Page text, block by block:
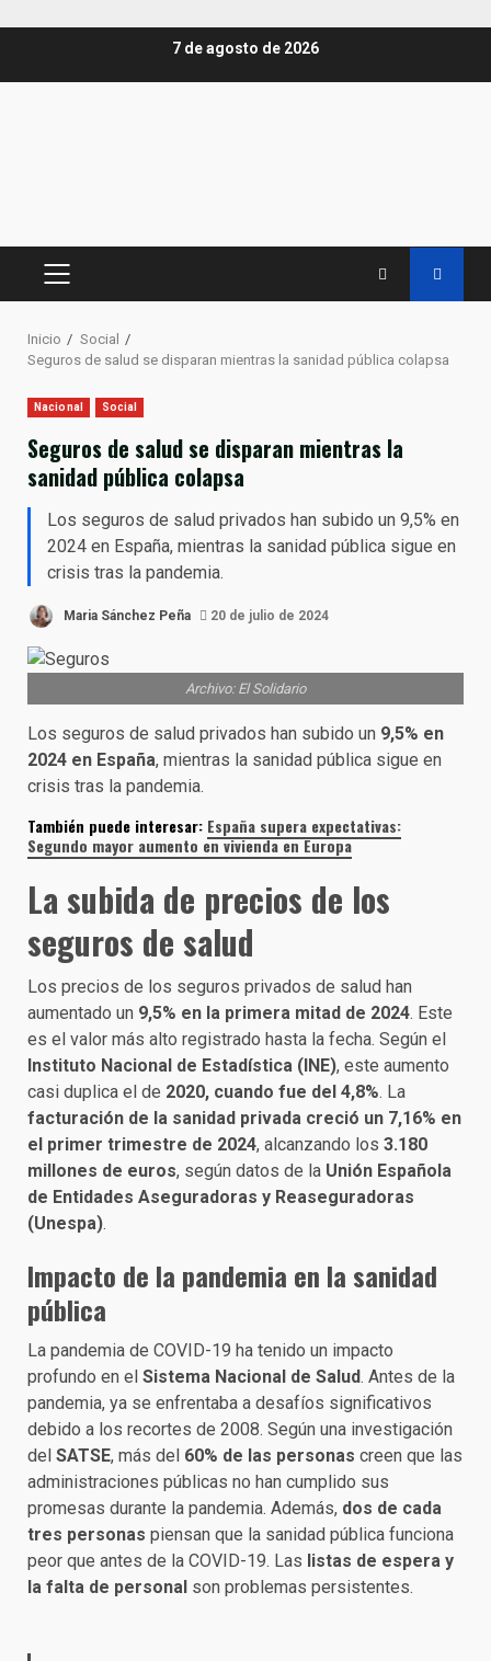
7 de agosto de 2026
MENÚ
Inicio
Social
Seguros de salud se disparan mientras la sanidad pública colapsa
Nacional Social
Seguros de salud se disparan mientras la
sanidad pública colapsa
Los seguros de salud privados han subido un 9,5% en
2024 en España, mientras la sanidad pública sigue en
crisis tras la pandemia.
Maria Sánchez Peña 20 de julio de 2024
Archivo: El Solidario
Los seguros de salud privados han subido un 9,5% en
2024 en España, mientras la sanidad pública sigue en
crisis tras la pandemia.
También puede interesar: España supera expectativas:
Segundo mayor aumento en vivienda en Europa
La subida de precios de los
seguros de salud
Los precios de los seguros privados de salud han
aumentado un 9,5% en la primera mitad de 2024. Este
es el valor más alto registrado hasta la fecha. Según el
Instituto Nacional de Estadística (INE), este aumento
casi duplica el de 2020, cuando fue del 4,8%. La
facturación de la sanidad privada creció un 7,16% en
el primer trimestre de 2024, alcanzando los 3.180
millones de euros, según datos de la Unión Española
de Entidades Aseguradoras y Reaseguradoras
(Unespa).
Impacto de la pandemia en la sanidad
pública
La pandemia de COVID-19 ha tenido un impacto
profundo en el Sistema Nacional de Salud. Antes de la
pandemia, ya se enfrentaba a desafíos significativos
debido a los recortes de 2008. Según una investigación
del SATSE, más del 60% de las personas creen que las
administraciones públicas no han cumplido sus
promesas durante la pandemia. Además, dos de cada
tres personas piensan que la sanidad pública funciona
peor que antes de la COVID-19. Las listas de espera y
la falta de personal son problemas persistentes.